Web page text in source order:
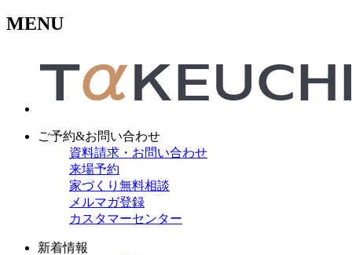
MENU
ご予約&お問い合わせ
資料請求・お問い合わせ
来場予約
家づくり無料相談
メルマガ登録
カスタマーセンター
新着情報